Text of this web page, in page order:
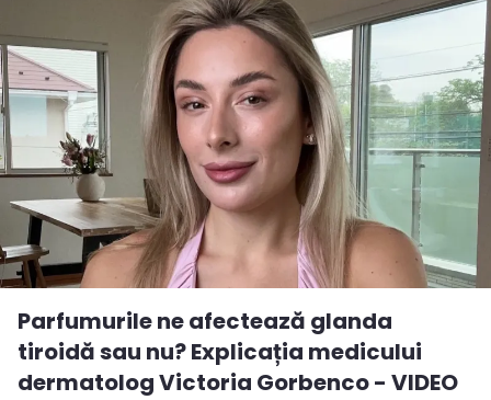
Parfumurile ne afectează glanda
tiroidă sau nu? Explicația medicului
dermatolog Victoria Gorbenco - VIDEO